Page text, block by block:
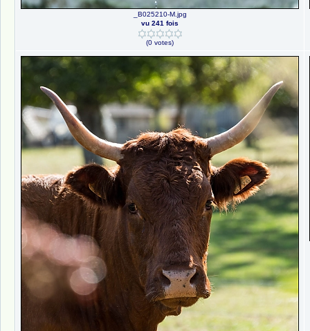
_B025210-M.jpg
vu 241 fois
(0 votes)